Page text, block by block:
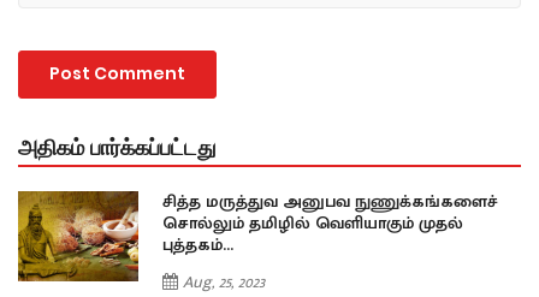
அதிகம் பார்க்கப்பட்டது
சித்த மருத்துவ அனுபவ நுணுக்கங்களைச்
சொல்லும் தமிழில் வெளியாகும் முதல்
புத்தகம்…
Aug, 25, 2023